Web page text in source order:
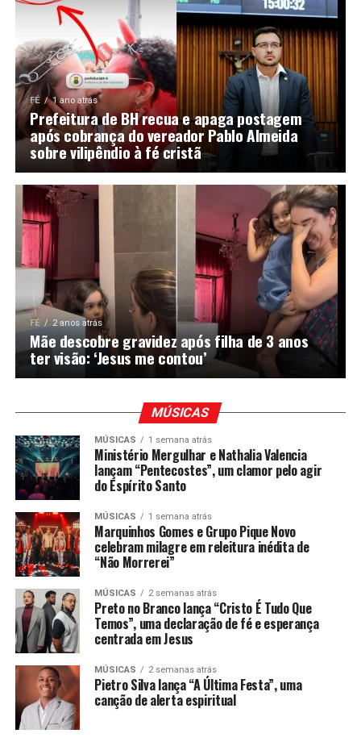
FÉ 1 ano atrás
Prefeitura de BH recua e apaga postagem
após cobrança do vereador Pablo Almeida
sobre vilipêndio à fé cristã
FÉ 2 anos atrás
Mãe descobre gravidez após filha de 3 anos
ter visão: ‘Jesus me contou’
MÚSICAS
MÚSICAS 1 semana atrás
Ministério Mergulhar e Nathalia Valencia
lançam “Pentecostes”, um clamor pelo agir
do Espírito Santo
MÚSICAS 1 semana atrás
Marquinhos Gomes e Grupo Pique Novo
celebram milagre em releitura inédita de
“Não Morrerei”
MÚSICAS 2 semanas atrás
Preto no Branco lança “Cristo É Tudo Que
Temos”, uma declaração de fé e esperança
centrada em Jesus
MÚSICAS 2 semanas atrás
Pietro Silva lança “A Última Festa”, uma
canção de alerta espiritual